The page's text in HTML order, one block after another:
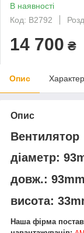
В наявності
Код: В2792
14 700 ₴
Опис
Опис
Вентилятор
діаметр:
довж.: 93mm
висота:
Наша фірма